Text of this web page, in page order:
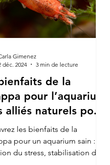
de la
pour l’aquarium
alliés naturels pour
être de vos
et poissons
les bienfaits de la
pour un aquarium sain :
du stress, stabilisation du
Gimenez
déc. 2024
3 min de lecture